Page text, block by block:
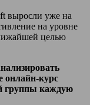
выросли уже на
на уровне
целью
онлайн-курс
группы каждую